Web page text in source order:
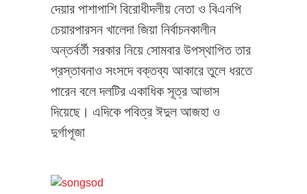
দেয়ার পাশাপাশি বিরোধীদলীয় নেতা ও বিএনপি
চেয়ারপারসন খালেদা জিয়া নির্বাচনকালীন
অন্তর্বর্তী সরকার নিয়ে সোমবার উপস্থাপিত তার
প্রস্তাবনাও সংসদে বক্তব্য আকারে তুলে ধরতে
পারেন বলে দলটির একাধিক সূত্র আভাস
দিয়েছে। এদিকে পবিত্র ঈদুল আজহা ও
দুর্গাপূজা